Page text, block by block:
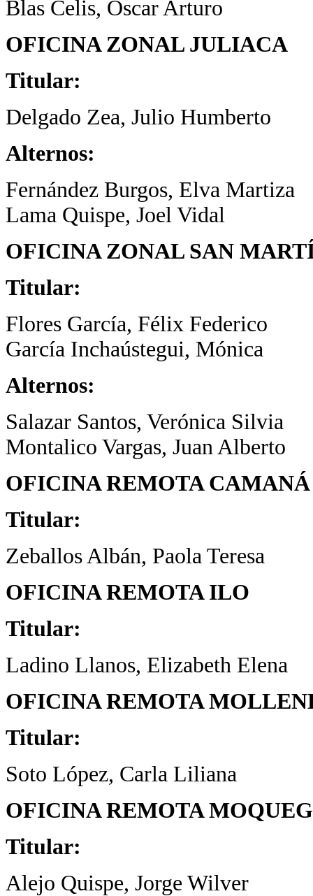
Blas Celis, Oscar Arturo
OFICINA ZONAL JULIACA
Titular:
Delgado Zea, Julio Humberto
Alternos:
Fernández Burgos, Elva Martiza
Lama Quispe, Joel Vidal
OFICINA ZONAL SAN
Titular:
Flores García, Félix Federico
García Inchaústegui, Mónica
Alternos:
Salazar Santos, Verónica Silvia
Montalico Vargas, Juan Alberto
OFICINA REMOTA CAMANÁ
Titular:
Zeballos Albán, Paola Teresa
OFICINA REMOTA ILO
Titular:
Ladino Llanos, Elizabeth Elena
OFICINA REMOTA
Titular:
Soto López, Carla Liliana
OFICINA REMOTA
Titular:
Alejo Quispe, Jorge Wilver